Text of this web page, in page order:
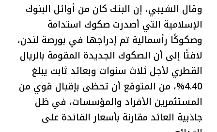
وقال الشيبي، إن البنك كان من أوائل البنوك
الإسلامية التي أصدرت صكوك استدامة
وصكوكًا رأسمالية تم إدراجها في بورصة لندن،
لافتًا إلى أن الصكوك الجديدة المقومة بالريال
القطري لأجل ثلاث سنوات وبعائد ثابت يبلغ
4.40%، من المتوقع أن تحظى بإقبال قوي من
المستثمرين الأفراد والمؤسسات، في ظل
جاذبية العائد مقارنة بأسعار الفائدة على